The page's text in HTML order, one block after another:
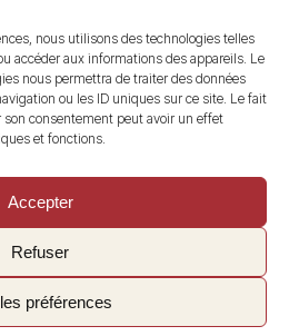
nous utilisons des technologies telles
accéder aux informations des appareils. Le
nous permettra de traiter des données
ou les ID uniques sur ce site. Le fait
consentement peut avoir un effet
et fonctions.
Accepter
Refuser
préférences
© 2026 Androuet
Make the Grade